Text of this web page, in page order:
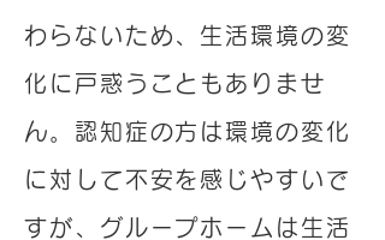
わらないため、生活環境の変
化に戸惑うこともありませ
ん。認知症の方は環境の変化
に対して不安を感じやすいで
すが、グループホームは生活